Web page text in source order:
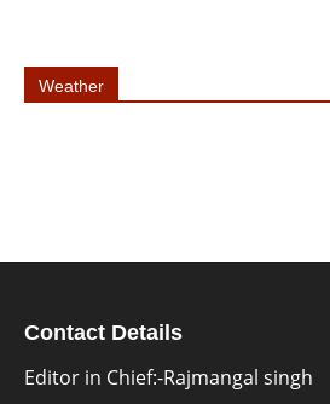
Weather
Contact Details
Editor in Chief:-Rajmangal singh